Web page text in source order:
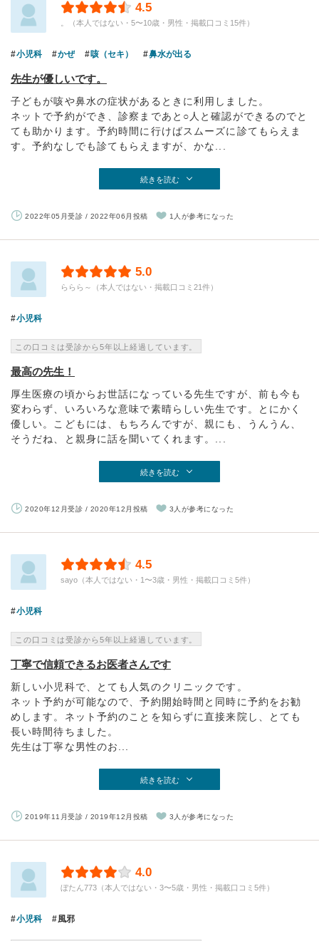
4.5
。（本人ではない・5〜10歳・男性・掲載口コミ15件）
小児科 かぜ 咳（セキ） 鼻水が出る
先生が優しいです。
子どもが咳や鼻水の症状があるときに利用しました。
ネットで予約ができ、診察まであと○人と確認ができるのでと
ても助かります。予約時間に行けばスムーズに診てもらえま
す。予約なしでも診てもらえますが、かな...
続きを読む
2022年05月受診 / 2022年06月投稿 1人が参考になった
5.0
ららら～（本人ではない・掲載口コミ21件）
小児科
この口コミは受診から5年以上経過しています。
最高の先生！
厚生医療の頃からお世話になっている先生ですが、前も今も
変わらず、いろいろな意味で素晴らしい先生です。とにかく
優しい。こどもには、もちろんですが、親にも、うんうん、
そうだね、と親身に話を聞いてくれます。...
続きを読む
2020年12月受診 / 2020年12月投稿 3人が参考になった
4.5
sayo（本人ではない・1〜3歳・男性・掲載口コミ5件）
小児科
この口コミは受診から5年以上経過しています。
丁寧で信頼できるお医者さんです
新しい小児科で、とても人気のクリニックです。
ネット予約が可能なので、予約開始時間と同時に予約をお勧
めします。ネット予約のことを知らずに直接来院し、とても
長い時間待ちました。
先生は丁寧な男性のお...
続きを読む
2019年11月受診 / 2019年12月投稿 3人が参考になった
4.0
ぼたん773（本人ではない・3〜5歳・男性・掲載口コミ5件）
小児科 風邪